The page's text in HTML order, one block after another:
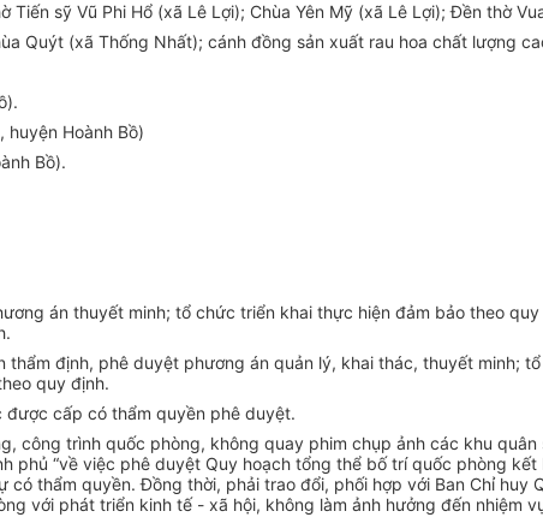
sỹ Vũ Phi Hổ (xã Lê Lợi); Chùa Yên Mỹ (xã Lê Lợi); Đền thờ
Quýt (xã Thống Nhất); cánh đồng sản xuất rau hoa chất lượng
huyện Hoành Bồ)
Bồ).
án thuyết minh; tổ chức triển khai thực hiện đảm bảo theo
thẩm định, phê duyệt phương án quản lý, khai thác, thuyết minh;
quy định.
cấp có thẩm quyền phê duyệt.
công trình quốc phòng, không quay phim chụp ảnh các khu
phủ “về việc phê duyệt Quy hoạch tổng thể bố trí quốc phòng
thẩm quyền. Đồng thời, phải trao đổi, phối hợp với Ban Chỉ huy
với phát triển kinh tế - xã hội, không làm ảnh hưởng đến nhiệm